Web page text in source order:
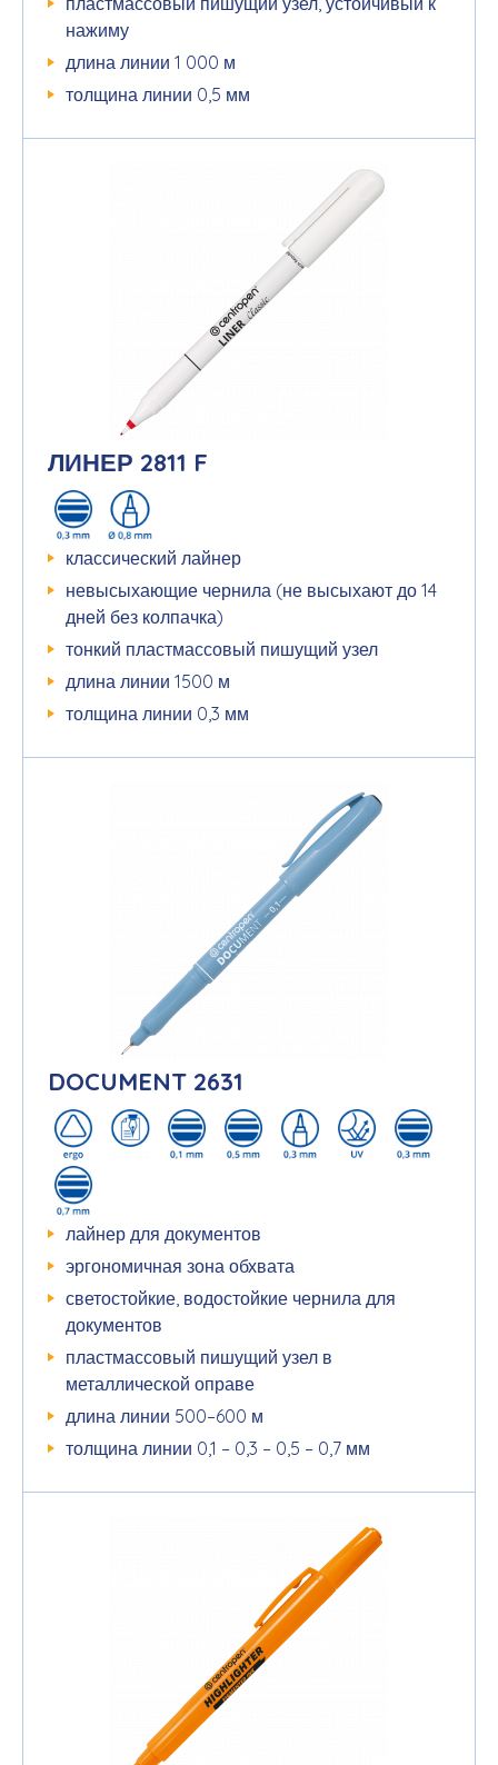
нажиму
длина линии 1 000 м
толщина линии 0,5 мм
ЛИНЕР 2811 F
классический лайнер
невысыхающие чернила (не высыхают до 14
дней без колпачка)
тонкий пластмассовый пишущий узел
длина линии 1500 м
толщина линии 0,3 мм
DOCUMENT 2631
лайнер для документов
эргономичная зона обхвата
светостойкие, водостойкие чернила для
документов
пластмассовый пишущий узел в
металлической оправе
длина линии 500–600 м
толщина линии 0,1 – 0,3 – 0,5 – 0,7 мм